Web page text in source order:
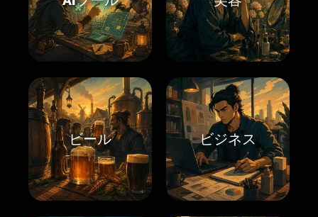
ビール ビジネス